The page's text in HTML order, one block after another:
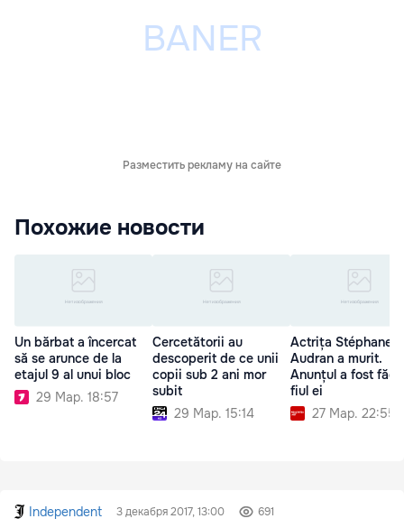
Разместить рекламу на сайте
Похожие новости
Un bărbat a încercat
să se arunce de la
etajul 9 al unui bloc
29 Мар. 18:57
Cercetătorii au
descoperit de ce unii
copii sub 2 ani mor
subit
29 Мар. 15:14
Actrița Stéphane
Audran a murit.
Anunțul a fost
fiul ei
27 Мар. 22:55
Independent 3 декабря 2017, 13:00 691